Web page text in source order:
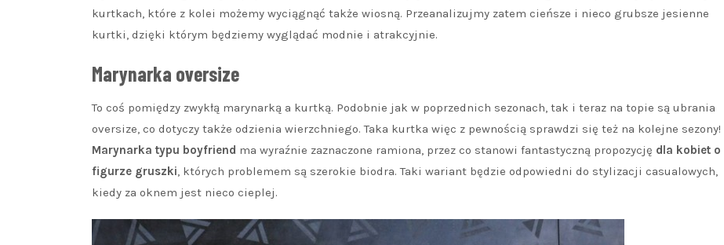
kurtkach, które z kolei możemy wyciągnąć także wiosną. Przeanalizujmy zatem cieńsze i nieco grubsze jesienne
kurtki, dzięki którym będziemy wyglądać modnie i atrakcyjnie.
Marynarka oversize
To coś pomiędzy zwykłą marynarką a kurtką. Podobnie jak w poprzednich sezonach, tak i teraz na topie są ubrania
oversize, co dotyczy także odzienia wierzchniego. Taka kurtka więc z pewnością sprawdzi się też na kolejne sezony!
Marynarka typu boyfriend ma wyraźnie zaznaczone ramiona, przez co stanowi fantastyczną propozycję dla kobiet o
figurze gruszki, których problemem są szerokie biodra. Taki wariant będzie odpowiedni do stylizacji casualowych,
kiedy za oknem jest nieco cieplej.